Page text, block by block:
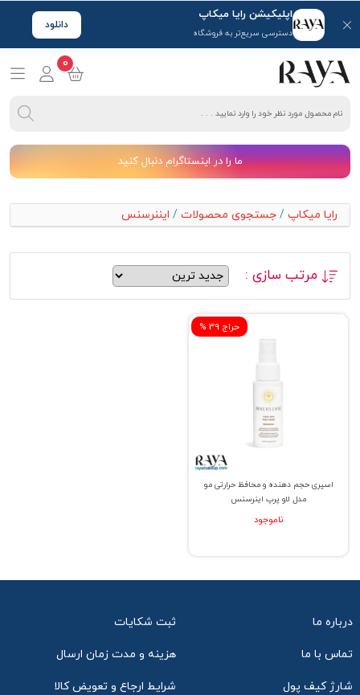
اپلیکیشن رایا میکاپ
دسترسی سریع‌تر به فروشگاه
دانلود
0
ما را در اینستاگرام دنبال کنید
رایا میکاپ / جستجوی محصولات / ایننرسنس
مرتب سازی :
% حراج 39
اسپری حجم دهنده و محافظ حرارتی مو
مدل لاو پرپ اینرسنس
ناموجود
درباره ما ثبت شکایات
تماس با ما هزینه و مدت زمان ارسال
شارژ کیف پول شرایط ارجاع و تعویض کالا